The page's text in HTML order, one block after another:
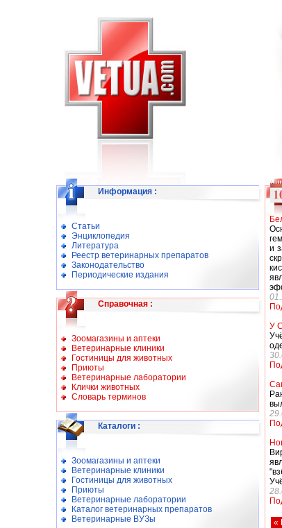
Информация :
Статьи
Энциклопедия
Литература
Реестр ветеринарных препаратов
Законодательство
Периодические издания
Справочная :
Зоомагазины и аптеки
Ветеринарные клиники
Гостиницы для животных
Приюты
Ветеринарные лаборатории
Клички животных
Словарь терминов
Каталоги :
Зоомагазины и аптеки
Ветеринарные клиники
Гостиницы для животных
Приюты
Ветеринарные лаборатории
Каталог ветеринарных препаратов
Ветеринарные ВУЗы
и
У
«